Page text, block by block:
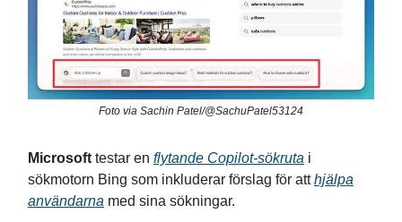
Foto via Sachin Patel/@SachuPatel53124
Microsoft testar en flytande Copilot-sökruta i
sökmotorn Bing som inkluderar förslag för atthjälpa
användarna med sina sökningar.